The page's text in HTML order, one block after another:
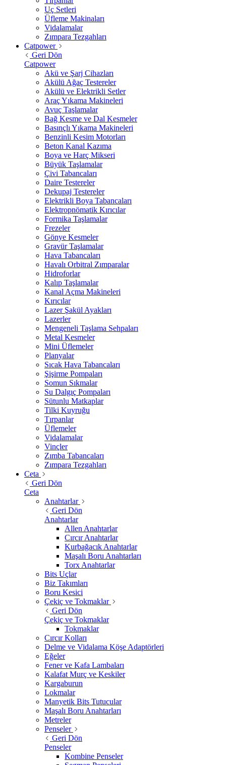
Uç Setleri
Üfleme Makinaları
Vidalamalar
Zımpara Tezgahları
Catpower
Geri Dön
Catpower
Akü ve Şarj Cihazları
Akülü Ağaç Testereler
Akülü ve Elektrikli Setler
Araç Yıkama Makineleri
Avuç Taşlamalar
Bağ Kesme ve Dal Kesmeler
Basınçlı Yıkama Makineleri
Benzinli Kesim Motorları
Beton Kanal Kazıma
Boya ve Harç Mikseri
Büyük Taşlamalar
Çivi Tabancaları
Daire Testereler
Dekupaj Testereler
Elektrikli Boya Tabancaları
Elektropnömatik Kırıcılar
Formika Taşlamalar
Frezeler
Gönye Kesmeler
Gravür Taşlamalar
Hava Tabancaları
Havalı Orbitral Zımparalar
Hidroforlar
Kalıp Taşlamalar
Kanal Açma Makineleri
Kırıcılar
Lazer Şakül Ayakları
Lazerler
Mengeneli Taşlama Sehpaları
Metal Kesmeler
Mini Üflemeler
Planyalar
Sıcak Hava Tabancaları
Şişirme Pompaları
Somun Sıkmalar
Su Dalgıç Pompaları
Sütunlu Matkaplar
Tilki Kuyruğu
Tırpanlar
Üflemeler
Vidalamalar
Vinçler
Zımba Tabancaları
Zımpara Tezgahları
Ceta
Geri Dön
Ceta
Anahtarlar
Geri Dön
Anahtarlar
Allen Anahtarlar
Cırcır Anahtarlar
Kurbağacık Anahtarlar
Maşalı Boru Anahtarları
Torx Anahtarlar
Bits Uçlar
Biz Takımları
Boru Kesici
Çekiç ve Tokmaklar
Geri Dön
Çekiç ve Tokmaklar
Tokmaklar
Cırcır Kolları
Delme ve Vidalama Köşe Adaptörleri
Eğeler
Fener ve Kafa Lambaları
Kalafat Murç ve Keskiler
Kargaburun
Lokmalar
Manyetik Bits Tutucular
Maşalı Boru Anahtarları
Metreler
Penseler
Geri Dön
Penseler
Kombine Penseler